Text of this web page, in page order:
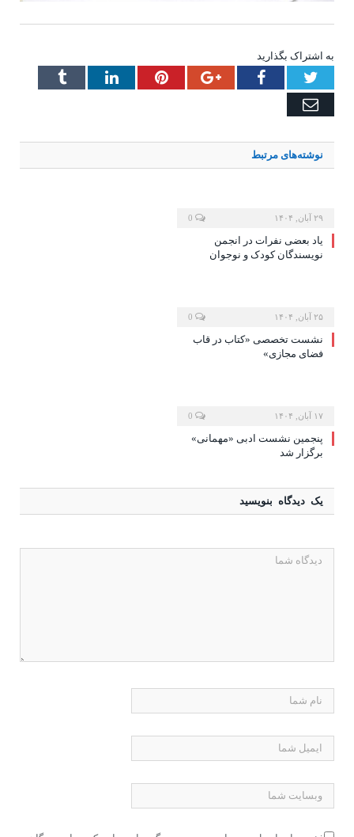
به اشتراک بگذارید
Twitter
Facebook
Google+
Pinterest
LinkedIn
Tumblr
Email
نوشته‌های مرتبط
۲۹ آبان, ۱۴۰۴
یاد بعضی نفرات در انجمن
نویسندگان کودک و نوجوان
۲۵ آبان, ۱۴۰۴
نشست تخصصی «کتاب در قاب
فضای مجازی»
۱۷ آبان, ۱۴۰۴
پنجمین نشست ادبی «مهمانی»
برگزار شد
یک دیدگاه بنویسید